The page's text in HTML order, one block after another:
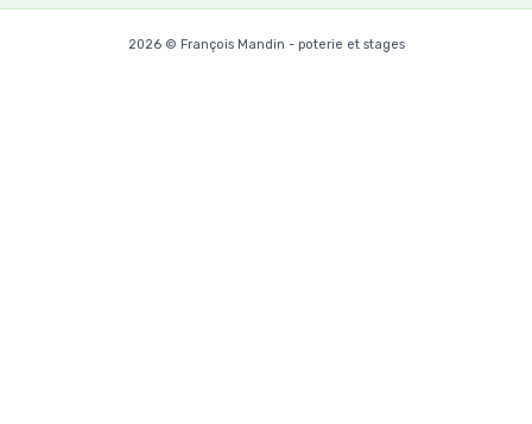
2026 © François Mandin - poterie et stages